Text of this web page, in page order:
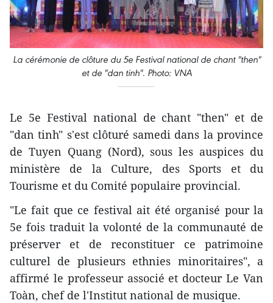
La cérémonie de clôture du 5e Festival national de chant "then"
et de "dan tinh". Photo: VNA
Le 5e Festival national de chant "then" et de
"dan tinh" s'est clôturé samedi dans la province
de Tuyen Quang (Nord), sous les auspices du
ministère de la Culture, des Sports et du
Tourisme et du Comité populaire provincial.
"Le fait que ce festival ait été organisé pour la
5e fois traduit la volonté de la communauté de
préserver et de reconstituer ce patrimoine
culturel de plusieurs ethnies minoritaires", a
affirmé le professeur associé et docteur Le Van
Toàn, chef de l'Institut national de musique.